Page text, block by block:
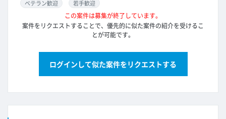
ベテラン歓迎 若手歓迎
この案件は募集が終了しています。
案件をリクエストすることで、優先的に似た案件の紹介を受けるこ
とが可能です。
ログインして似た案件をリクエストする